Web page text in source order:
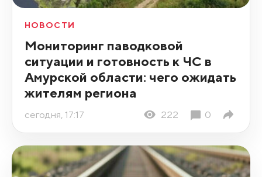
НОВОСТИ
Мониторинг паводковой
ситуации и готовность к ЧС в
Амурской области: чего ожидать
жителям региона
сегодня, 17:17 222 0